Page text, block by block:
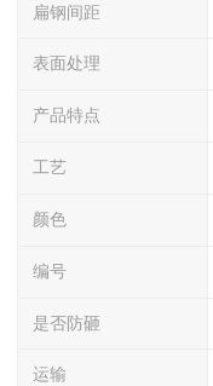
扁钢间距
表面处理
产品特点
工艺
颜色
编号
是否防砸
运输